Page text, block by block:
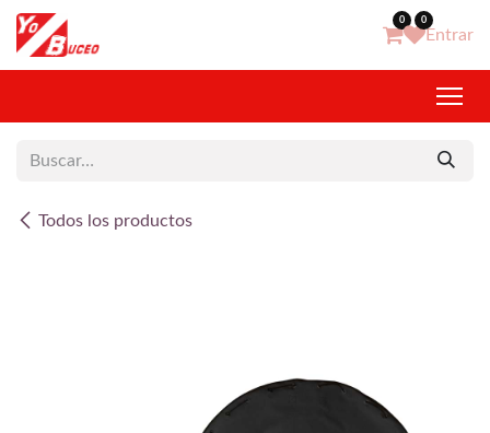
Ir al contenido 0 0
Entrar
Todos los productos